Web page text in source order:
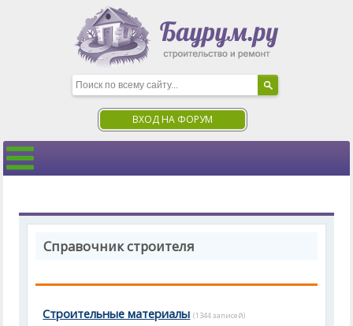
ВХОД НА ФОРУМ
Справочник строителя
Строительные материалы (1344 записей)